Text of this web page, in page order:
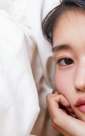
＼ セッ